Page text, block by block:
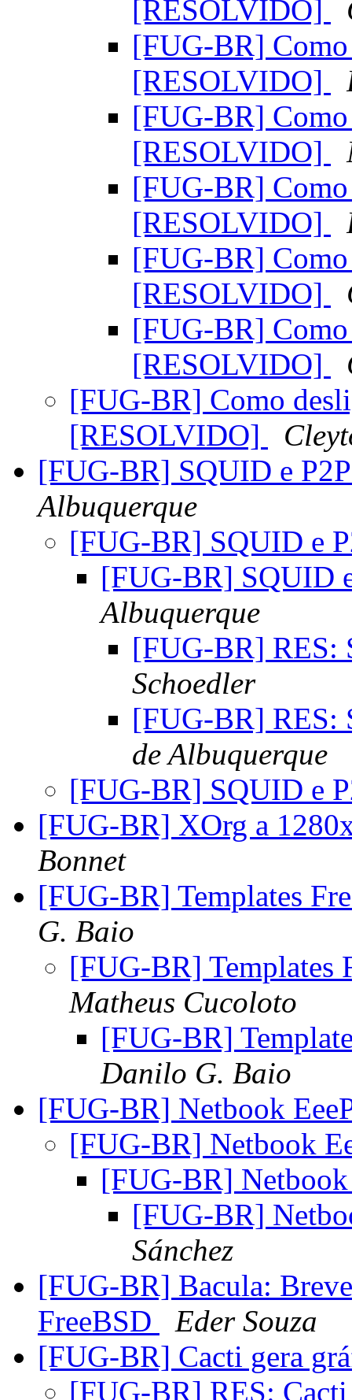
[RESOLVIDO]
[FUG-BR]
[RESOLVIDO]
[FUG-BR]
[RESOLVIDO]
[FUG-BR]
[RESOLVIDO]
[FUG-BR]
[RESOLVIDO]
[FUG-BR]
[RESOLVIDO]
[FUG-BR] Como
[RESOLVIDO]
[FUG-BR] SQUID e
Albuquerque
[FUG-BR] SQUID e
[FUG-BR] SQUID
Albuquerque
[FUG-BR] RES:
Schoedler
[FUG-BR] RES:
de Albuquerque
[FUG-BR] SQUID e
[FUG-BR] XOrg a
Bonnet
[FUG-BR] Templates
G. Baio
[FUG-BR] Templates
Matheus Cucoloto
[FUG-BR]
Danilo G. Baio
[FUG-BR] Netbook
[FUG-BR] Netbook
[FUG-BR]
[FUG-BR]
Sánchez
[FUG-BR] Bacula:
FreeBSD
Eder Souza
[FUG-BR] Cacti gera
[FUG-BR] RES: